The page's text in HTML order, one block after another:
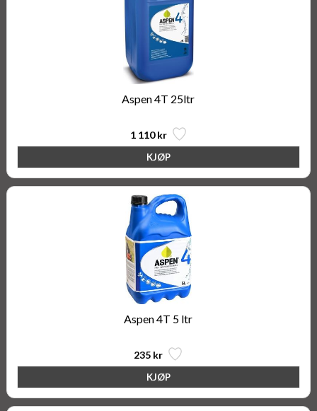
Aspen 4T 25ltr
1 110 kr
Aspen 4T 5 ltr
235 kr